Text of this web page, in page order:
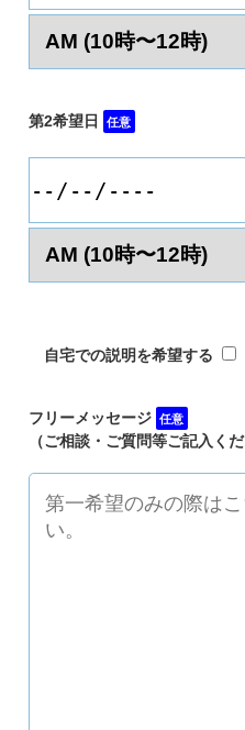
第2希望日 任意
自宅での説明を希望する
フリーメッセージ 任意
（ご相談・ご質問等ご記入くだ